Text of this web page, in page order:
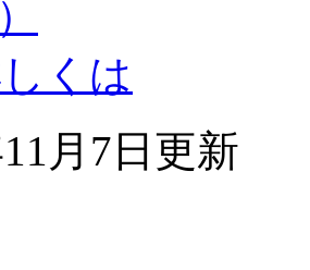
くは
月7日更新